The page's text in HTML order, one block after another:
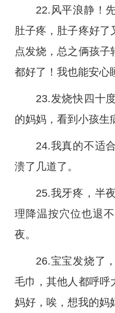
22.风平浪静！
肚子疼，肚子疼好了
点发烧，总之俩孩
都好了！我也能安心
23.发烧快四十
的妈妈，看到小孩生
24.我真的不适
溃了几道了。
25.我牙疼，半
理降温按穴位也退
夜。
26.宝宝发烧了
毛巾，其他人都呼呼
妈好，唉，想我的妈